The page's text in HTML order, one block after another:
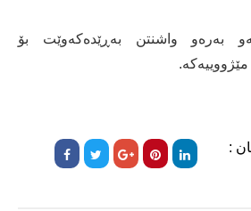
بەرەو واشنتن بەڕێدەکەوێت بۆ
: